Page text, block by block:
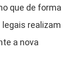
que de forma
realizam
a nova